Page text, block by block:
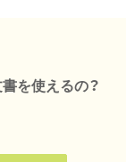
を使えるの？